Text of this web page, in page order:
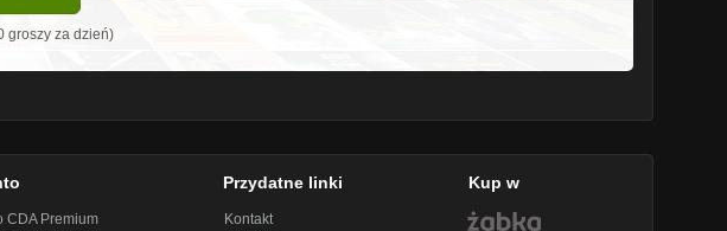
groszy za dzień)
CDA Premium
Przydatne linki
Kontakt
Kup w